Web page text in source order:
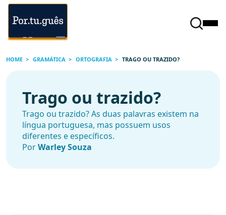
HOME GRAMÁTICA ORTOGRAFIA TRAGO OU TRAZIDO?
Trago ou trazido?
Trago ou trazido? As duas palavras existem na
língua portuguesa, mas possuem usos
diferentes e específicos.
PorWarley Souza